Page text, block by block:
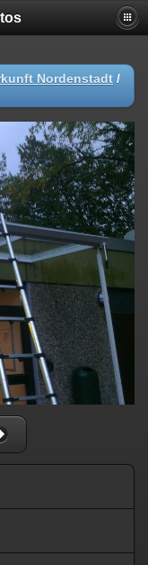
Nordenstadt /